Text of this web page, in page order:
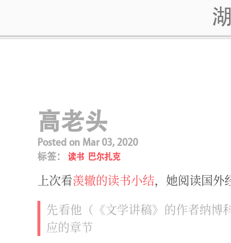
高老头
Posted on Mar 03, 2020
标签：
读书 巴尔扎克
上次看羡辙的读书小结，她阅读国
先看他（《文学讲稿》的作者纳博
应的章节